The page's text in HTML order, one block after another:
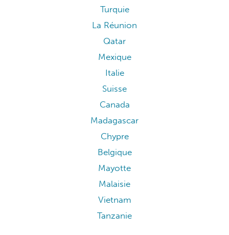
Turquie
La Réunion
Qatar
Mexique
Italie
Suisse
Canada
Madagascar
Chypre
Belgique
Mayotte
Malaisie
Vietnam
Tanzanie